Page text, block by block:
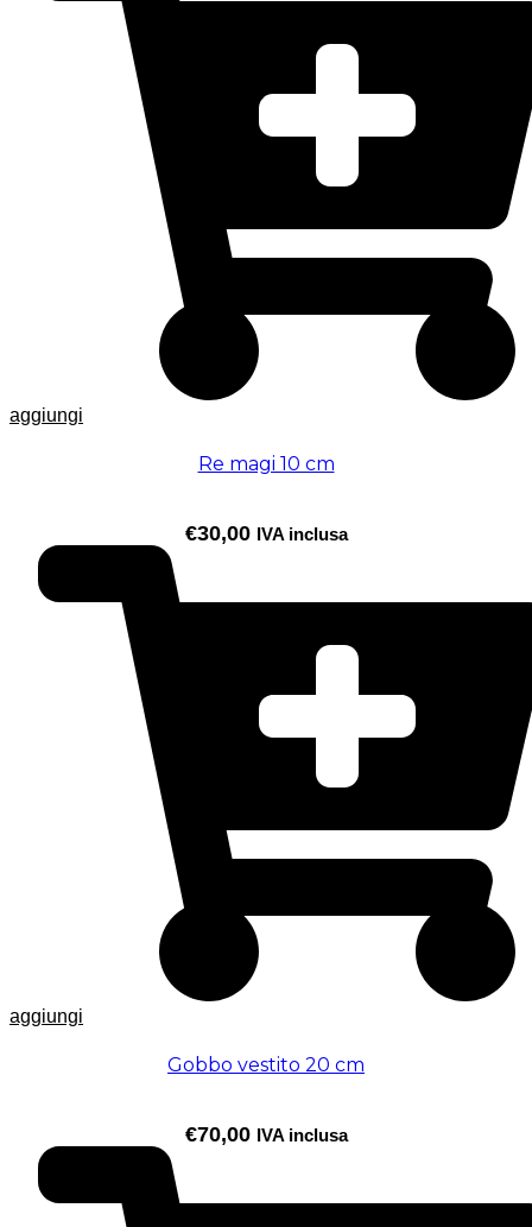
aggiungi
Re magi 10 cm
€30,00 IVA inclusa
aggiungi
Gobbo vestito 20 cm
€70,00 IVA inclusa